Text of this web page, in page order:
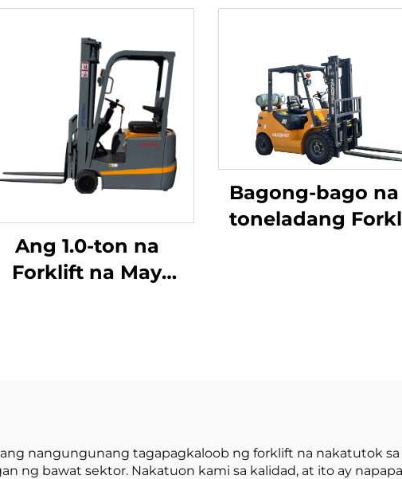
Ang 1.0-ton na
Forklift na May
Presyo
Bagong-bago na
toneladang
nangungunang tagapagkaloob ng forklift na nakatutok
ng bawat sektor. Nakatuon kami sa kalidad, at ito ay